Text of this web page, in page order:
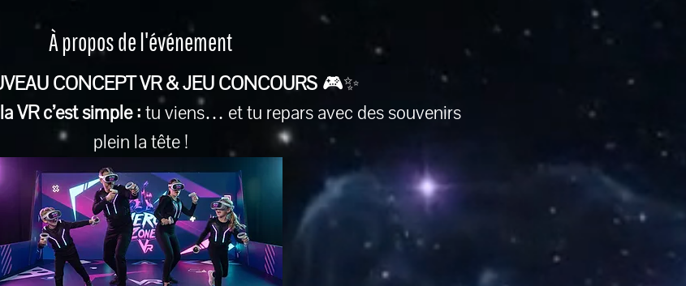
À propos de l'événement
CONCEPT VR & JEU CONCOURS 🎮✨
VR c’est simple : tu viens… et tu repars avec des souvenirs
plein la tête !